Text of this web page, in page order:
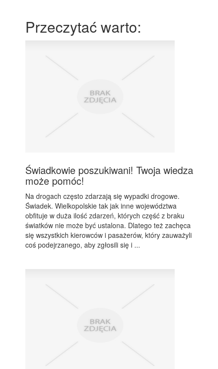
Przeczytać warto:
Świadkowie poszukiwani! Twoja wiedza
może pomóc!
Na drogach często zdarzają się wypadki drogowe.
Świadek. Wielkopolskie tak jak inne województwa
obfituje w duża ilość zdarzeń, których część z braku
światków nie może być ustalona. Dlatego też zachęca
się wszystkich kierowców i pasażerów, który zauważyli
coś podejrzanego, aby zgłosili się i ...